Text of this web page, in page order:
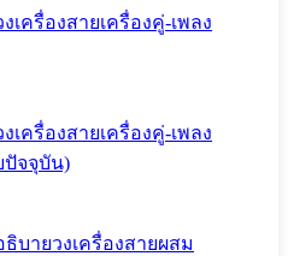
เครื่องสายเครื่องคู่-เพลง
เครื่องสายเครื่องคู่-เพลง
จจุบัน)
ธิบายวงเครื่องสายผสม